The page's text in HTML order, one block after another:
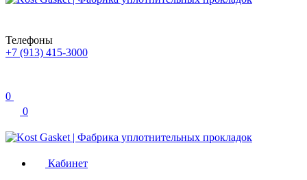
Телефоны
+7 (913) 415-3000
0
0
Кабинет